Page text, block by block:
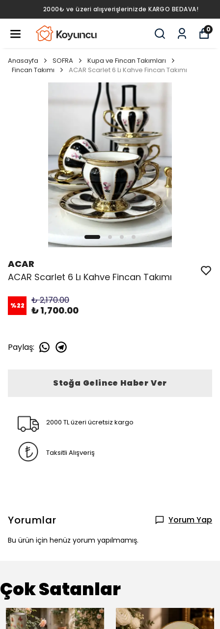
2000₺ ve üzeri alışverişlerinizde KARGO BEDAVA!
0
Anasayfa SOFRA
Kupa ve Fincan Takımları
Fincan Takımı
ACAR Scarlet 6 Lı Kahve Fincan Takımı
ACAR
ACAR Scarlet 6 Lı Kahve Fincan Takımı
%22 ₺ 2,170.00
₺ 1,700.00
Paylaş:
Stoğa Gelince Haber Ver
2000 TL üzeri ücretsiz kargo
Taksitli Alışveriş
Yorumlar Yorum Yap
Bu ürün için henüz yorum yapılmamış.
Çok Satanlar